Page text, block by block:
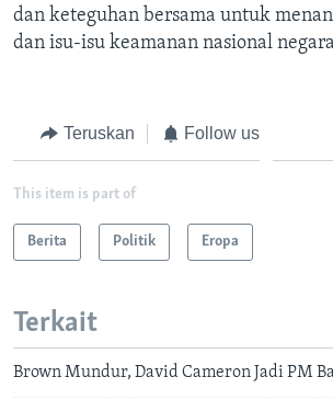
dan keteguhan bersama untuk
dan isu-isu keamanan nasional
Teruskan Follow us
This item is part of
Berita Politik Eropa
Terkait
Brown Mundur, David Cameron Jadi PM